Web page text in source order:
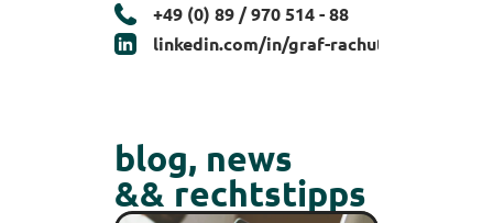
‭+49 (0) 89 / 970 514 - 88‬
linkedin.com/in/graf-rachut
blog, news
&& rechtstipps